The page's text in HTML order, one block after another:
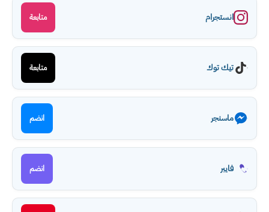
انستجرام متابعة
تيك توك متابعة
ماسنجر انضم
فايبر انضم